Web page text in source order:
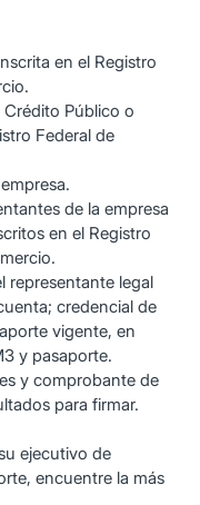
en el Registro
Público o
Federal de
de la empresa
en el Registro
representante legal
credencial de
vigente, en
y pasaporte.
y comprobante de
para firmar.
ejecutivo de
encuentre la más